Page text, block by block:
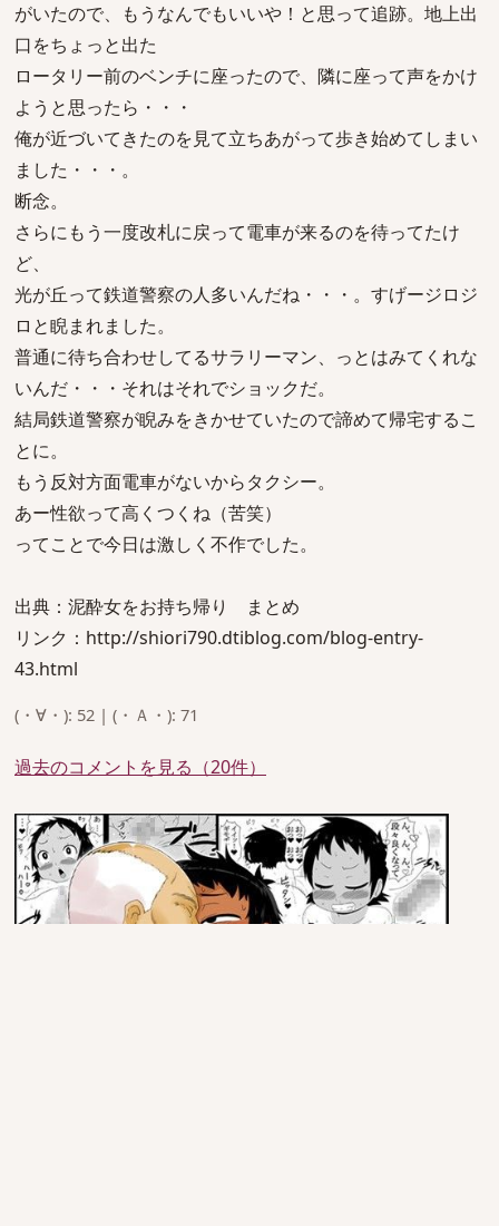
がいたので、もうなんでもいいや！と思って追跡。地上出
口をちょっと出た
ロータリー前のベンチに座ったので、隣に座って声をかけ
ようと思ったら・・・
俺が近づいてきたのを見て立ちあがって歩き始めてしまい
ました・・・。
断念。
さらにもう一度改札に戻って電車が来るのを待ってたけ
ど、
光が丘って鉄道警察の人多いんだね・・・。すげージロジ
ロと睨まれました。
普通に待ち合わせしてるサラリーマン、っとはみてくれな
いんだ・・・それはそれでショックだ。
結局鉄道警察が睨みをきかせていたので諦めて帰宅するこ
とに。
もう反対方面電車がないからタクシー。
あー性欲って高くつくね（苦笑）
ってことで今日は激しく不作でした。
出典：泥酔女をお持ち帰り まとめ
リンク：http://shiori790.dtiblog.com/blog-entry-
43.html
(・∀・): 52 | (・Ａ・): 71
過去のコメントを見る（20件）